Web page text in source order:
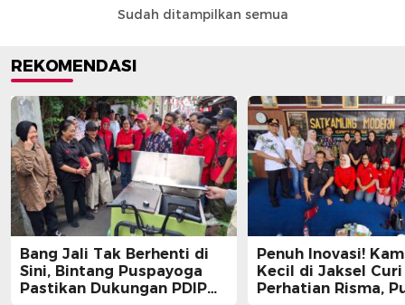
Sudah ditampilkan semua
REKOMENDASI
Bang Jali Tak Berhenti di
Sini, Bintang Puspayoga
Pastikan Dukungan PDIP
Penuh Inovasi!
Kecil di Jaksel Curi
Perhatian Risma,